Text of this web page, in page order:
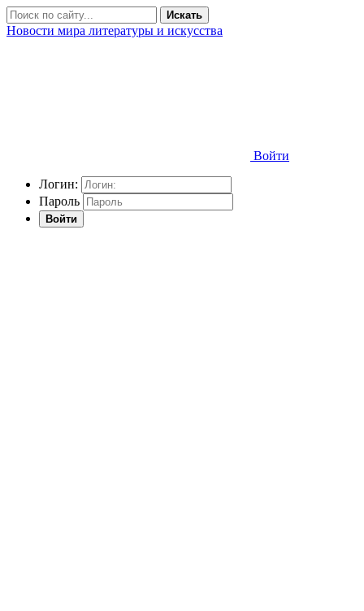
Искать
Новости мира литературы и искусства
Войти
Логин:
Пароль
Войти